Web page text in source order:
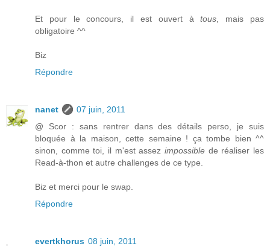
Et pour le concours, il est ouvert àtous , mais pas
obligatoire ^^
Biz
Répondre
nanet
07 juin, 2011
@ Scor : sans rentrer dans des détails perso, je suis
bloquée à la maison, cette semaine ! ça tombe bien ^^
sinon, comme toi, il m'est assez impossible de réaliser les
Read-à-thon et autre challenges de ce type.
Biz et merci pour le swap.
Répondre
evertkhorus 08 juin, 2011